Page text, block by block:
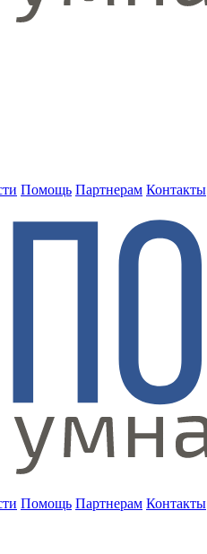
Помощь Партнерам Контакты
Помощь Партнерам Контакты